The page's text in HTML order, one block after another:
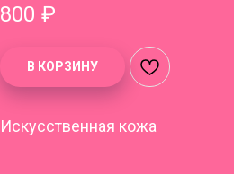
800 ₽
В КОРЗИНУ
Искусственная кожа